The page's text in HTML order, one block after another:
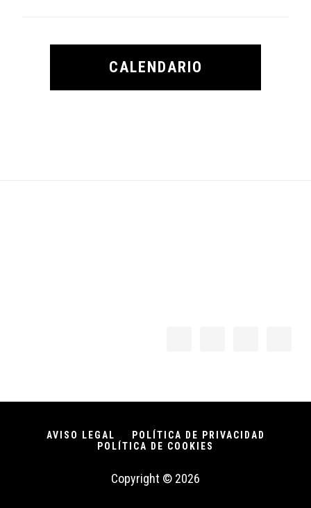
CALENDARIO
AVISO LEGAL
POLÍTICA DE PRIVACIDAD
POLÍTICA DE COOKIES
Copyright © 2026